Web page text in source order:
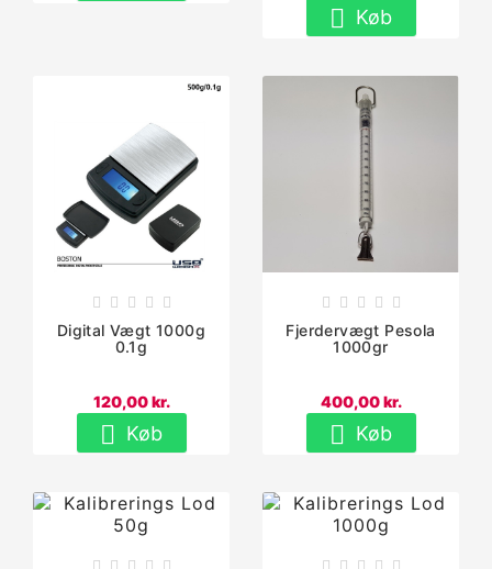
 Køb
    
Digital Vægt 1000g
0.1g
120,00 kr.
 Køb
    
Fjerdervægt Pesola
1000gr
400,00 kr.
 Køb